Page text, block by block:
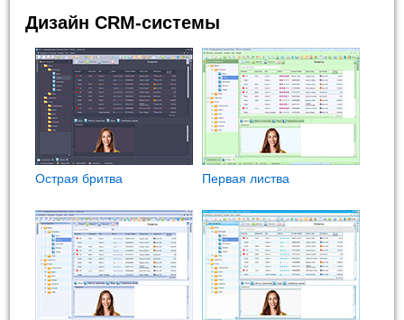
Дизайн CRM-системы
Острая бритва Первая листва